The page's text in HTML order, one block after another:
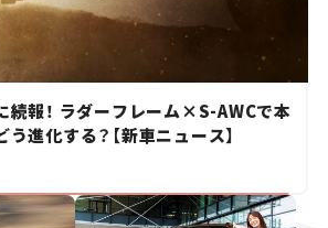
続報！ ラダーフレーム×S-AWCで本
進化する？【新車ニュース】